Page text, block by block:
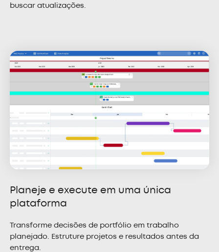
buscar atualizações.
Planeje e execute em uma única
plataforma
Transforme decisões de portfólio em trabalho
planejado. Estruture projetos e resultados antes da
entrega.